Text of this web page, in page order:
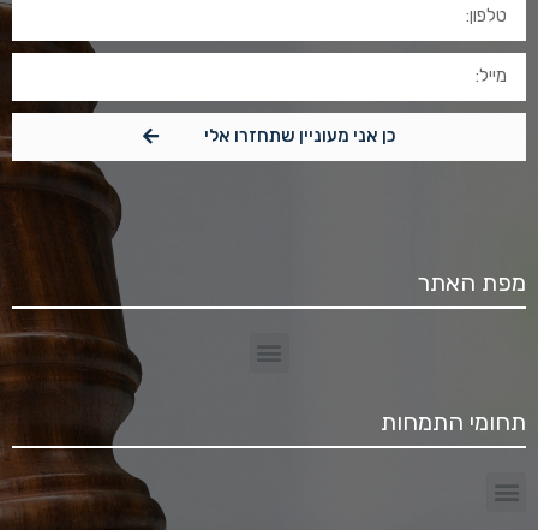
כן אני מעוניין שתחזרו אלי
מפת האתר
תחומי התמחות